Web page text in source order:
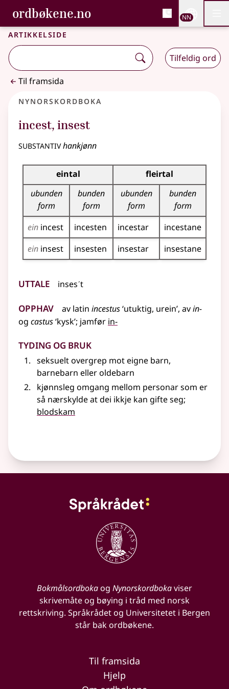
Gå til hovudinnhald
Tilgjenge
ordbøkene.no, Bokmålsordboka og
Bokmålsordboka og Nynorskordboka
NN
Artikkelside
Tilfeldig ord
Til framsida
Nynorskordboka
incest, insest
substantivhankjønn
Bøyningstabell for dette substantivet
eintal
fleirtal
ubunden
form
bunden
form
ubunden
form
bunden
form
ein incest incesten incestar
incestane
ein insest insesten insestar insestane
Uttale insesˊt
Opphav av latin incestus‘utuktig, urein’, avin-
og castus‘kysk’; jamfør in-
Tyding og bruk
seksuelt overgrep mot eigne barn,
barnebarn eller oldebarn
kjønnsleg omgang mellom personar som er
så nærskylde at dei ikkje kan gifte seg;
blodskam
Bokmålsordbokaog Nynorskordbokaviser
skrivemåte og bøying i tråd med norsk
rettskriving. Språkrådet og Universitetet i Bergen
står bak ordbøkene.
Til framsida
Hjelp